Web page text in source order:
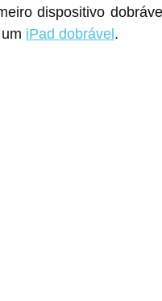
dispositivo
um
‌iPad‌ dobrável .